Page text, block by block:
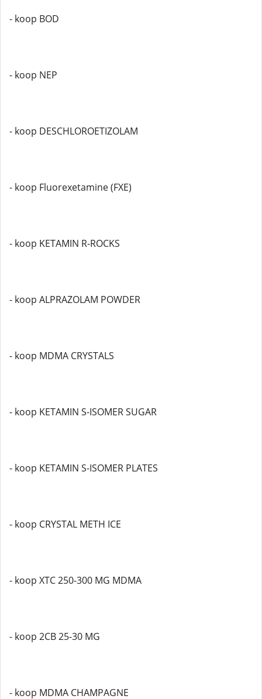
- koop BOD
- koop NEP
- koop DESCHLOROETIZOLAM
- koop Fluorexetamine (FXE)
- koop KETAMIN R-ROCKS
- koop ALPRAZOLAM POWDER
- koop MDMA CRYSTALS
- koop KETAMIN S-ISOMER SUGAR
- koop KETAMIN S-ISOMER PLATES
- koop CRYSTAL METH ICE
- koop XTC 250-300 MG MDMA
- koop 2CB 25-30 MG
- koop MDMA CHAMPAGNE